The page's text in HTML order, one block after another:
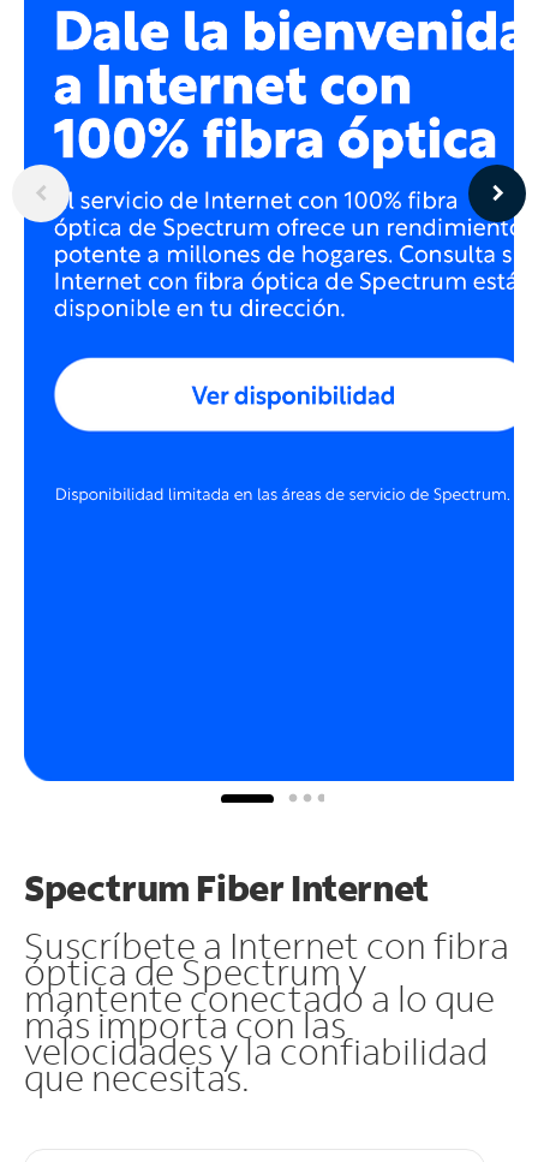
Spectrum Fiber Internet
Suscríbete a Internet con fibra
óptica de Spectrum y
mantente conectado a lo que
más importa con las
velocidades y la confiabilidad
que necesitas.